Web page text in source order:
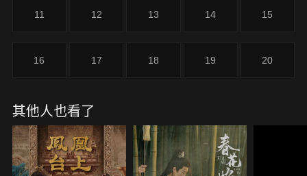
11 12 13 14 15
16 17 18 19 20
其他人也看了